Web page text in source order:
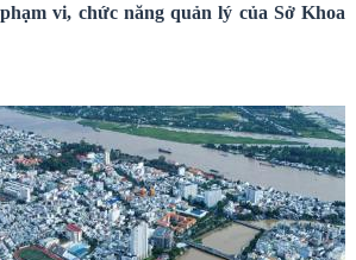
vi, chức năng quản lý của Sở Khoa